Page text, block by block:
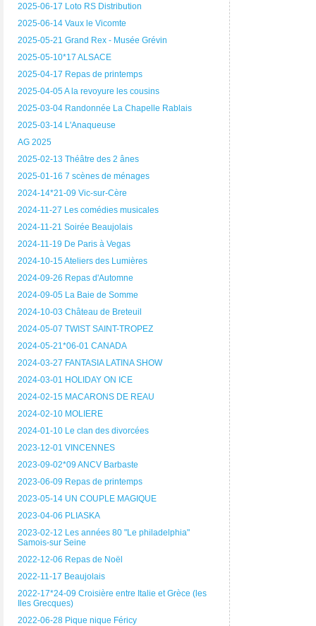
2025-06-17 Loto RS Distribution
2025-06-14 Vaux le Vicomte
2025-05-21 Grand Rex - Musée Grévin
2025-05-10*17 ALSACE
2025-04-17 Repas de printemps
2025-04-05 A la revoyure les cousins
2025-03-04 Randonnée La Chapelle Rablais
2025-03-14 L'Anaqueuse
AG 2025
2025-02-13 Théâtre des 2 ânes
2025-01-16 7 scènes de ménages
2024-14*21-09 Vic-sur-Cère
2024-11-27 Les comédies musicales
2024-11-21 Soirée Beaujolais
2024-11-19 De Paris à Vegas
2024-10-15 Ateliers des Lumières
2024-09-26 Repas d'Automne
2024-09-05 La Baie de Somme
2024-10-03 Château de Breteuil
2024-05-07 TWIST SAINT-TROPEZ
2024-05-21*06-01 CANADA
2024-03-27 FANTASIA LATINA SHOW
2024-03-01 HOLIDAY ON ICE
2024-02-15 MACARONS DE REAU
2024-02-10 MOLIERE
2024-01-10 Le clan des divorcées
2023-12-01 VINCENNES
2023-09-02*09 ANCV Barbaste
2023-06-09 Repas de printemps
2023-05-14 UN COUPLE MAGIQUE
2023-04-06 PLIASKA
2023-02-12 Les années 80 "Le philadelphia"
Samois-sur Seine
2022-12-06 Repas de Noël
2022-11-17 Beaujolais
2022-17*24-09 Croisière entre Italie et Grèce (les
Iles Grecques)
2022-06-28 Pique nique Féricy